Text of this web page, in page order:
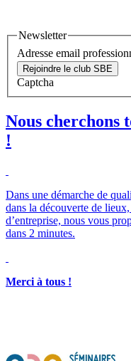
Newsletter
Adresse email
Rejoindre le club SBE
Captcha
Nous cherchons
!
Dans une démarche de
dans la découverte de
d’entreprise, nous vous
dans 2 minutes.
Merci à tous !